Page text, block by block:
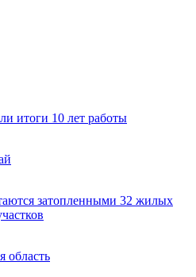
итоги 10 лет работы
затопленными 32 жилых
область